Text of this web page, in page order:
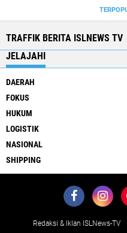
TRAFFIK BERITA ISLNEWS TV
JELAJAHI
DAERAH
FOKUS
HUKUM
LOGISTIK
NASIONAL
SHIPPING
Redaksi & Iklan ISLNews-TV